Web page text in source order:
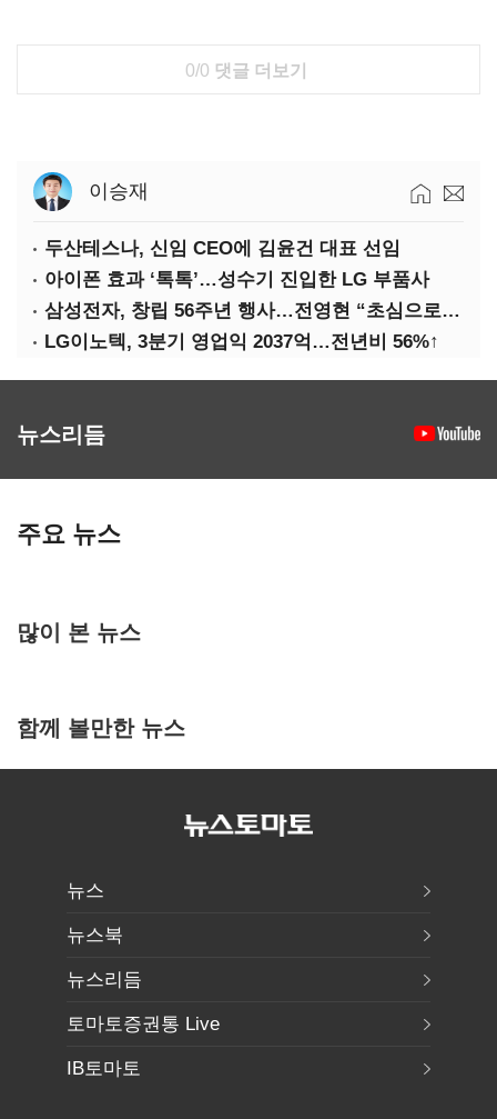
0/0 댓글 더보기
이승재
두산테스나, 신임 CEO에 김윤건 대표 선임
아이폰 효과 ‘톡톡’…성수기 진입한 LG 부품사
삼성전자, 창립 56주년 행사…전영현 “초심으로 경쟁력 회복해야”
LG이노텍, 3분기 영업익 2037억…전년비 56%↑
뉴스리듬
주요 뉴스
많이 본 뉴스
함께 볼만한 뉴스
뉴스
뉴스북
뉴스리듬
토마토증권통 Live
IB토마토